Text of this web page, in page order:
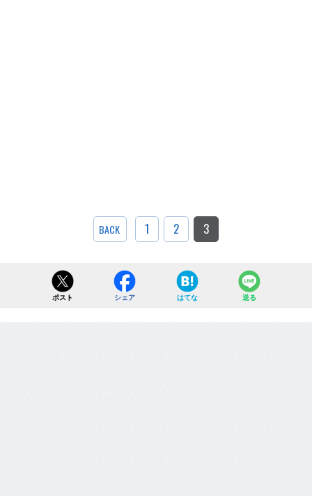
BACK 1 2 3
ポスト シェア はてな 送る